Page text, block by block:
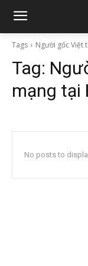
Tags Người gốc Việt
Tag:
mạng tại
No posts to